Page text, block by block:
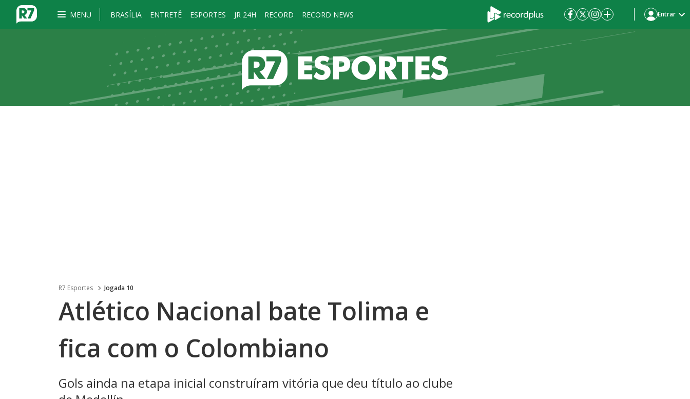
MENU BRASÍLIA ENTRETÊ ESPORTES JR 24H RECORD RECORD NEWS Entrar
R7 Esportes Jogada 10
Atlético Nacional bate Tolima e
fica com o Colombiano
Gols ainda na etapa inicial construíram vitória que deu título ao clube